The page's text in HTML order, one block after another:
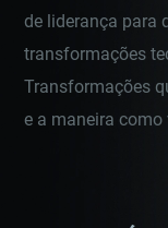
de liderança para
transformações
Transformações
e a maneira